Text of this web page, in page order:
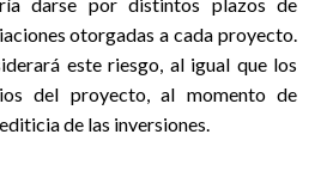
otorgadas a cada proyecto.
este riesgo, al igual que los
del proyecto, al momento de
de las inversiones.